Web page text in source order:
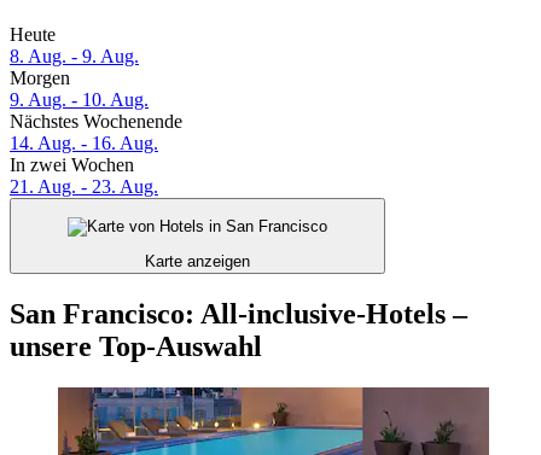
Heute
8. Aug. - 9. Aug.
Morgen
9. Aug. - 10. Aug.
Nächstes Wochenende
14. Aug. - 16. Aug.
In zwei Wochen
21. Aug. - 23. Aug.
Karte anzeigen
San Francisco: All-inclusive-Hotels –
unsere Top-Auswahl